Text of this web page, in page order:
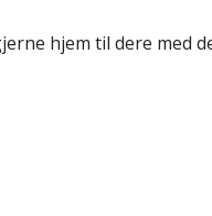
hjem til dere med